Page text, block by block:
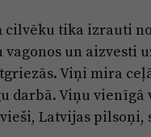
cilvēku tika izrauti
vagonos un aizvesti
Viņi mira
darbā. Viņu vienīgā
Latvijas pilsoņi,